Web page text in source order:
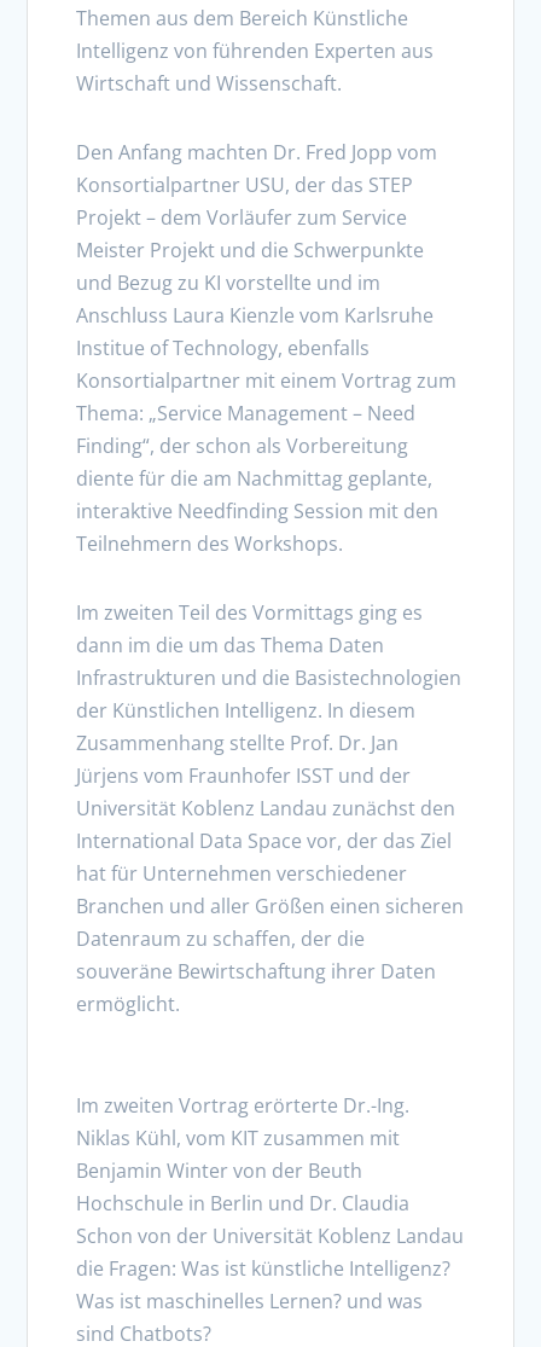
Themen aus dem Bereich Künstliche
Intelligenz von führenden Experten aus
Wirtschaft und Wissenschaft.
Den Anfang machten Dr. Fred Jopp vom
Konsortialpartner USU, der das STEP
Projekt – dem Vorläufer zum Service
Meister Projekt und die Schwerpunkte
und Bezug zu KI vorstellte und im
Anschluss Laura Kienzle vom Karlsruhe
Institue of Technology, ebenfalls
Konsortialpartner mit einem Vortrag zum
Thema: „Service Management – Need
Finding“, der schon als Vorbereitung
diente für die am Nachmittag geplante,
interaktive Needfinding Session mit den
Teilnehmern des Workshops.
Im zweiten Teil des Vormittags ging es
dann im die um das Thema Daten
Infrastrukturen und die Basistechnologien
der Künstlichen Intelligenz. In diesem
Zusammenhang stellte Prof. Dr. Jan
Jürjens vom Fraunhofer ISST und der
Universität Koblenz Landau zunächst den
International Data Space vor, der das Ziel
hat für Unternehmen verschiedener
Branchen und aller Größen einen sicheren
Datenraum zu schaffen, der die
souveräne Bewirtschaftung ihrer Daten
ermöglicht.
Im zweiten Vortrag erörterte Dr.-Ing.
Niklas Kühl, vom KIT zusammen mit
Benjamin Winter von der Beuth
Hochschule in Berlin und Dr. Claudia
Schon von der Universität Koblenz Landau
die Fragen: Was ist künstliche Intelligenz?
Was ist maschinelles Lernen? und was
sind Chatbots?